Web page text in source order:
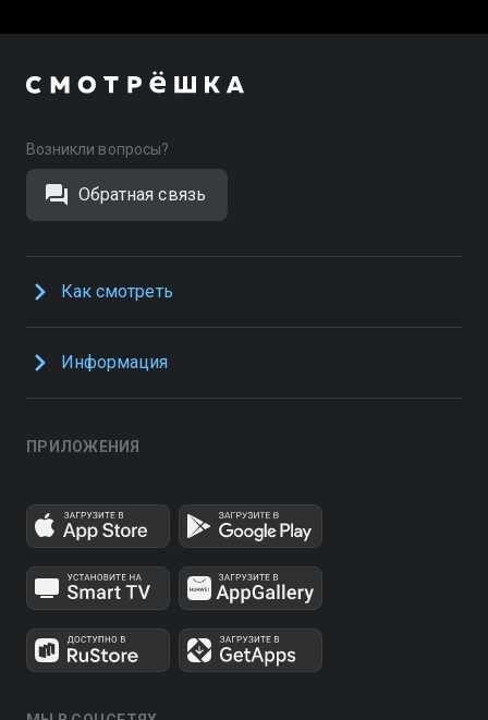
Возникли вопросы?
Обратная связь
Как смотреть
Информация
ПРИЛОЖЕНИЯ